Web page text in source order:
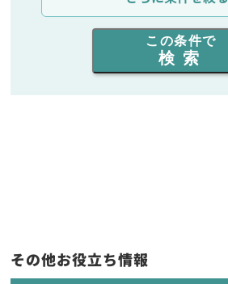
出力を選ぶ
同時通話人数を選ぶ
フリーワード入力(製品名等)
この条件で
検索
その他お役立ち情報